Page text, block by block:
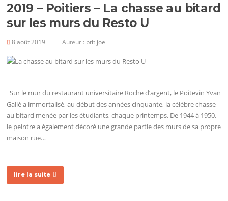
2019 – Poitiers – La chasse au bitard
sur les murs du Resto U
8 août 2019 Auteur : ptit joe
Sur le mur du restaurant universitaire Roche d’argent, le Poitevin Yvan
Gallé a immortalisé, au début des années cinquante, la célèbre chasse
au bitard menée par les étudiants, chaque printemps. De 1944 à 1950,
le peintre a également décoré une grande partie des murs de sa propre
maison rue…
lire la suite